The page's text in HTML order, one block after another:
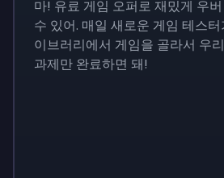
마! 유료 게임 오퍼로 재밌게 우
수 있어. 매일 새로운 게임 테스
이브러리에서 게임을 골라서 우
과제만 완료하면 돼!